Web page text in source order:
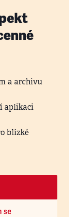
a archivu
aplikaci
blízké
se